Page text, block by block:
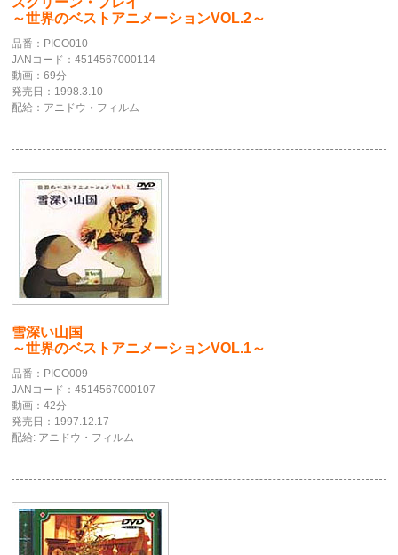
～世界のベストアニメーションVOL.2～
品番：PICO010
JANコード：4514567000114
動画：69分
発売日：1998.3.10
配給：アニドウ・フィルム
雪深い山国
～世界のベストアニメーションVOL.1～
品番：PICO009
JANコード：4514567000107
動画：42分
発売日：1997.12.17
配給: アニドウ・フィルム